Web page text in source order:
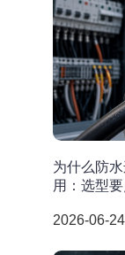
为什么防
用：选型
2026-06-24